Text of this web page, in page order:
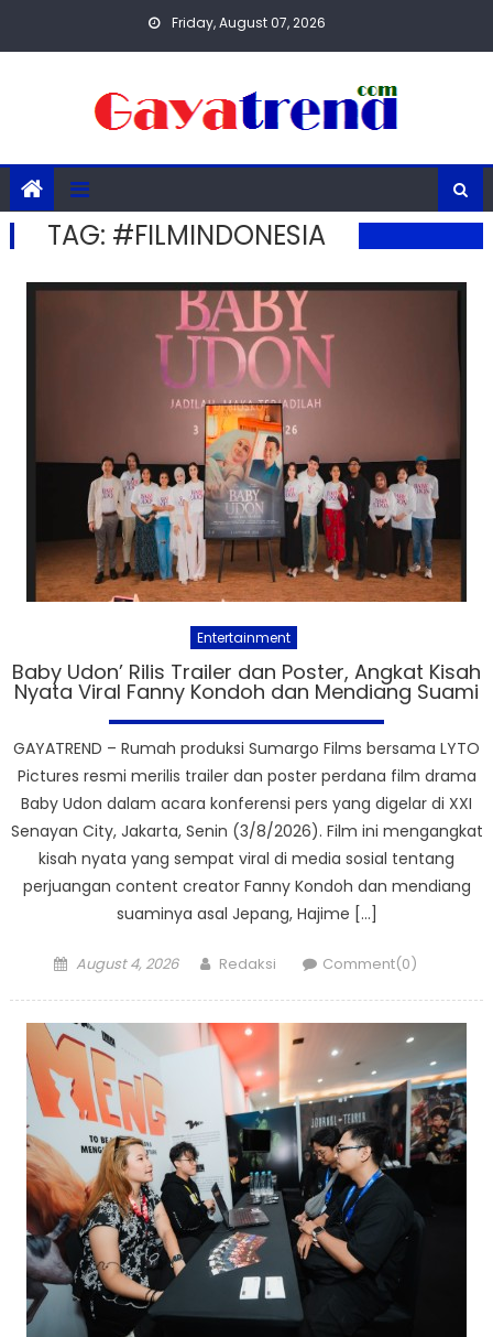
Friday, August 07, 2026
TAG: #FILMINDONESIA
Entertainment
Baby Udon’ Rilis Trailer dan Poster, Angkat Kisah
Nyata Viral Fanny Kondoh dan Mendiang Suami
GAYATREND – Rumah produksi Sumargo Films bersama LYTO
Pictures resmi merilis trailer dan poster perdana film drama
Baby Udon dalam acara konferensi pers yang digelar di XXI
Senayan City, Jakarta, Senin (3/8/2026). Film ini mengangkat
kisah nyata yang sempat viral di media sosial tentang
perjuangan content creator Fanny Kondoh dan mendiang
suaminya asal Jepang, Hajime […]
Posted
August 4, 2026 Author
Redaksi Comment(0)